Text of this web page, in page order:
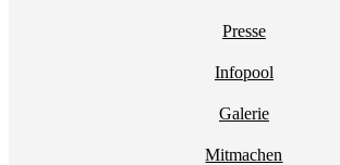
Presse
Infopool
Galerie
Mitmachen